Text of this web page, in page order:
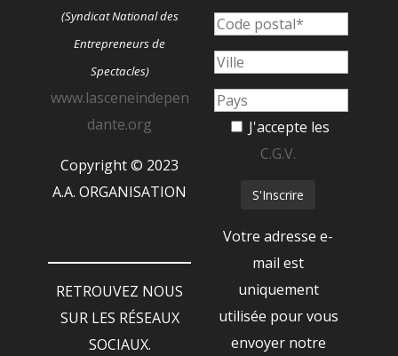
(Syndicat National des
Entrepreneurs de
Spectacles)
www.lasceneindepen
dante.org
Copyright © 2023
A.A. ORGANISATION
RETROUVEZ NOUS
SUR LES RÉSEAUX
SOCIAUX.
J'accepte les
C.G.V.
Votre adresse e-
mail est
uniquement
utilisée pour vous
envoyer notre